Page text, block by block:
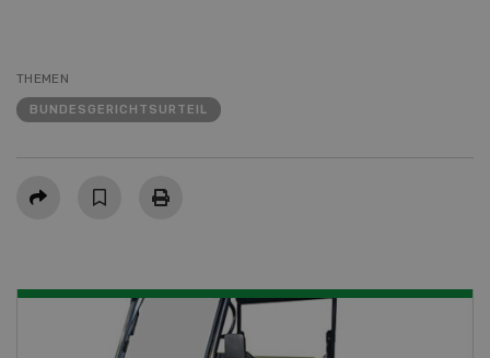
THEMEN
BUNDESGERICHTSURTEIL
Teilen